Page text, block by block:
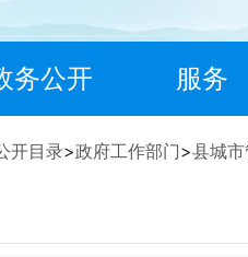
务公开 服务
开目录>政府工作部门>县城